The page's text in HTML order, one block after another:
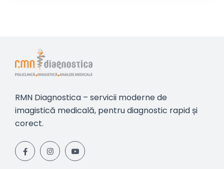
RMN Diagnostica – servicii moderne de
imagistică medicală, pentru diagnostic rapid și
corect.